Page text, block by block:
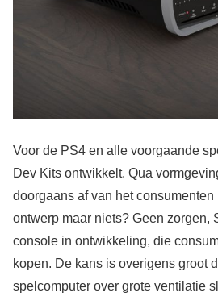
Voor de PS4 en alle voorgaande
Dev Kits ontwikkelt. Qua
doorgaans af van het
ontwerp maar niets? Geen zorgen,
console in ontwikkeling, die
kopen. De kans is overigens groot
spelcomputer over grote ventilatie